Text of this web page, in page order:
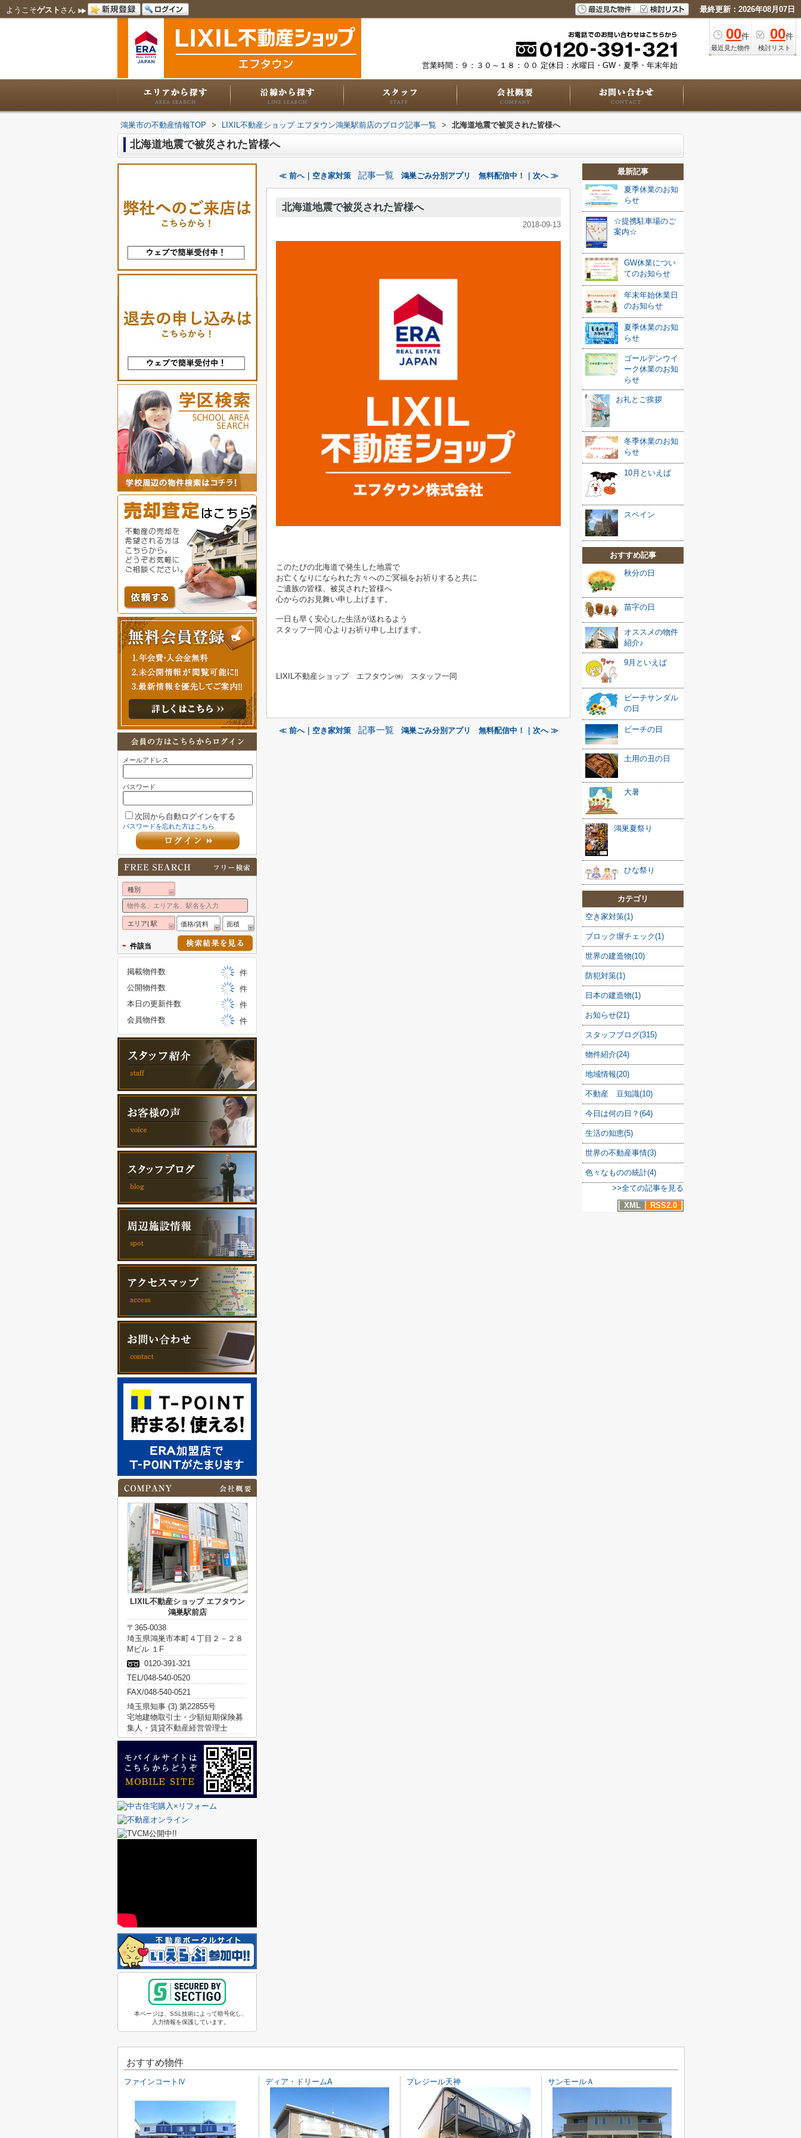
ようこそゲスト さん 最終更新：2026年08月07日
00件
最近見た物件
00件
検討リスト
営業時間：９：３０～１８：００ 定休日：水曜日・GW・夏季・年末年始
鴻巣市の不動産情報TOP > LIXIL不動産ショップ エフタウン鴻巣駅前店のブログ記事一覧 > 北海道地震で被災された皆様へ
北海道地震で被災された皆様へ
≪ 前へ｜空き家対策 記事一覧 鴻巣ごみ分別アプリ 無料配信中！｜次へ ≫
北海道地震で被災された皆様へ
2018-09-13
このたびの北海道で発生した地震で
お亡くなりになられた方々へのご冥福をお祈りすると共に
ご遺族の皆様、被災された皆様へ
心からのお見舞い申し上げます。
一日も早く安心した生活が送れるよう
スタッフ一同 心よりお祈り申し上げます。
LIXIL不動産ショップ エフタウン㈱ スタッフ一同
≪ 前へ｜空き家対策 記事一覧 鴻巣ごみ分別アプリ 無料配信中！｜次へ ≫
最新記事
夏季休業のお知
らせ
☆提携駐車場のご
案内☆
GW休業につい
てのお知らせ
年末年始休業日
のお知らせ
夏季休業のお知
らせ
ゴールデンウイ
ーク休業のお知
らせ
お礼とご挨拶
冬季休業のお知
らせ
10月といえば
スペイン
おすすめ記事
秋分の日
苗字の日
オススメの物件
紹介♪
9月といえば
ビーチサンダル
の日
ビーチの日
土用の丑の日
大暑
鴻巣夏祭り
ひな祭り
カテゴリ
空き家対策(1)
ブロック塀チェック(1)
世界の建造物(10)
防犯対策(1)
日本の建造物(1)
お知らせ(21)
スタッフブログ(315)
物件紹介(24)
地域情報(20)
不動産 豆知識(10)
今日は何の日？(64)
生活の知恵(5)
世界の不動産事情(3)
色々なものの統計(4)
>>全ての記事を見る
XML
RSS2.0
メールアドレス
パスワード
次回から自動ログインをする
パスワードを忘れた方はこちら
種別
エリア| 駅 価格/賃料 面積
- 件該当
掲載物件数
件
公開物件数
件
本日の更新件数
件
会員物件数
件
LIXIL不動産ショップ エフタウン
鴻巣駅前店
〒365-0038
埼玉県鴻巣市本町４丁目２－２８
Mビル １F
0120-391-321
TEL/048-540-0520
FAX/048-540-0521
埼玉県知事 (3) 第22855号
宅地建物取引士・少額短期保険募
集人・賃貸不動産経営管理士
本ページは、SSL技術によって暗号化し、
入力情報を保護しています。
おすすめ物件
ファインコートⅣ ディア・ドリームA プレジール天神 サンモールＡ